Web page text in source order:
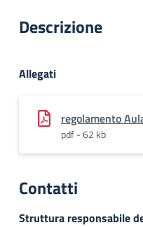
Descrizione
Allegati
regolamento
pdf - 62 kb
Contatti
Struttura responsabile